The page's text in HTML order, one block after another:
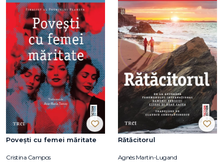
Povești cu femei măritate
Cristina Campos
Rătăcitorul
Agnès Martin-Lugand